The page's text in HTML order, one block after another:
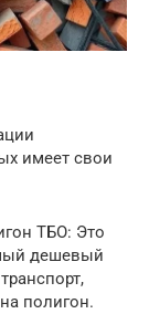
имеет свои
ТБО: Это
дешевый
полигон.